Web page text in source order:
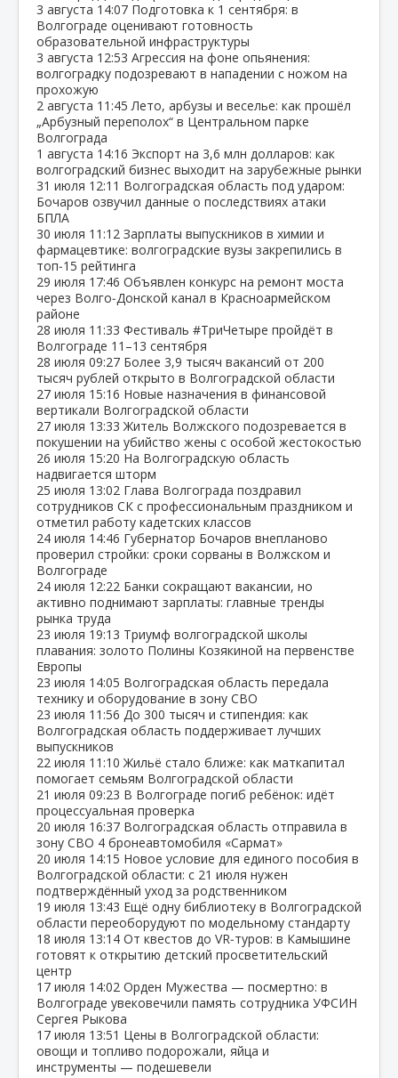
3 августа 14:07 Подготовка к 1 сентября: в
Волгограде оценивают готовность
образовательной инфраструктуры
3 августа 12:53 Агрессия на фоне опьянения:
волгоградку подозревают в нападении с ножом на
прохожую
2 августа 11:45 Лето, арбузы и веселье: как прошёл
„Арбузный переполох“ в Центральном парке
Волгограда
1 августа 14:16 Экспорт на 3,6 млн долларов: как
волгоградский бизнес выходит на зарубежные рынки
31 июля 12:11 Волгоградская область под ударом:
Бочаров озвучил данные о последствиях атаки
БПЛА
30 июля 11:12 Зарплаты выпускников в химии и
фармацевтике: волгоградские вузы закрепились в
топ‑15 рейтинга
29 июля 17:46 Объявлен конкурс на ремонт моста
через Волго‑Донской канал в Красноармейском
районе
28 июля 11:33 Фестиваль #ТриЧетыре пройдёт в
Волгограде 11–13 сентября
28 июля 09:27 Более 3,9 тысяч вакансий от 200
тысяч рублей открыто в Волгоградской области
27 июля 15:16 Новые назначения в финансовой
вертикали Волгоградской области
27 июля 13:33 Житель Волжского подозревается в
покушении на убийство жены с особой жестокостью
26 июля 15:20 На Волгоградскую область
надвигается шторм
25 июля 13:02 Глава Волгограда поздравил
сотрудников СК с профессиональным праздником и
отметил работу кадетских классов
24 июля 14:46 Губернатор Бочаров внепланово
проверил стройки: сроки сорваны в Волжском и
Волгограде
24 июля 12:22 Банки сокращают вакансии, но
активно поднимают зарплаты: главные тренды
рынка труда
23 июля 19:13 Триумф волгоградской школы
плавания: золото Полины Козякиной на первенстве
Европы
23 июля 14:05 Волгоградская область передала
технику и оборудование в зону СВО
23 июля 11:56 До 300 тысяч и стипендия: как
Волгоградская область поддерживает лучших
выпускников
22 июля 11:10 Жильё стало ближе: как маткапитал
помогает семьям Волгоградской области
21 июля 09:23 В Волгограде погиб ребёнок: идёт
процессуальная проверка
20 июля 16:37 Волгоградская область отправила в
зону СВО 4 бронеавтомобиля «Сармат»
20 июля 14:15 Новое условие для единого пособия в
Волгоградской области: с 21 июля нужен
подтверждённый уход за родственником
19 июля 13:43 Ещё одну библиотеку в Волгоградской
области переоборудуют по модельному стандарту
18 июля 13:14 От квестов до VR‑туров: в Камышине
готовят к открытию детский просветительский
центр
17 июля 14:02 Орден Мужества — посмертно: в
Волгограде увековечили память сотрудника УФСИН
Сергея Рыкова
17 июля 13:51 Цены в Волгоградской области:
овощи и топливо подорожали, яйца и
инструменты — подешевели